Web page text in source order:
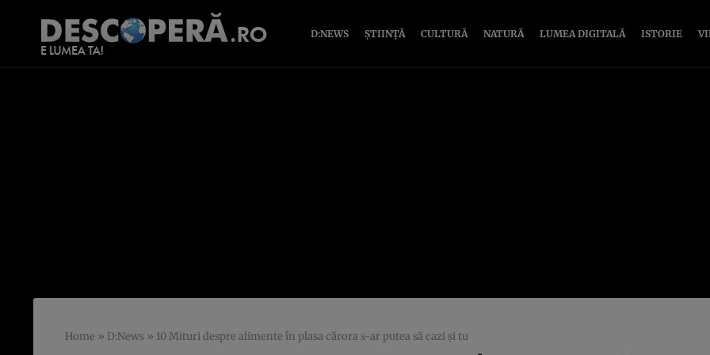
D:NEWS ȘTIINȚĂ CULTURĂ NATURĂ LUMEA DIGITALĂ ISTORIE
Home » D:News » 10 Mituri despre alimente în plasa cărora s-ar putea să cazi şi tu